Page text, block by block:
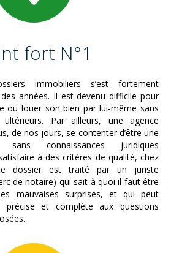
fort N°1
immobiliers s’est fortement
années. Il est devenu difficile pour
ou louer son bien par lui-même sans
Par ailleurs, une agence
de nos jours, se contenter d’être une
sans connaissances juridiques
à des critères de qualité, chez
dossier est traité par un juriste
de notaire) qui sait à quoi il faut être
mauvaises surprises, et qui peut
précise et complète aux questions